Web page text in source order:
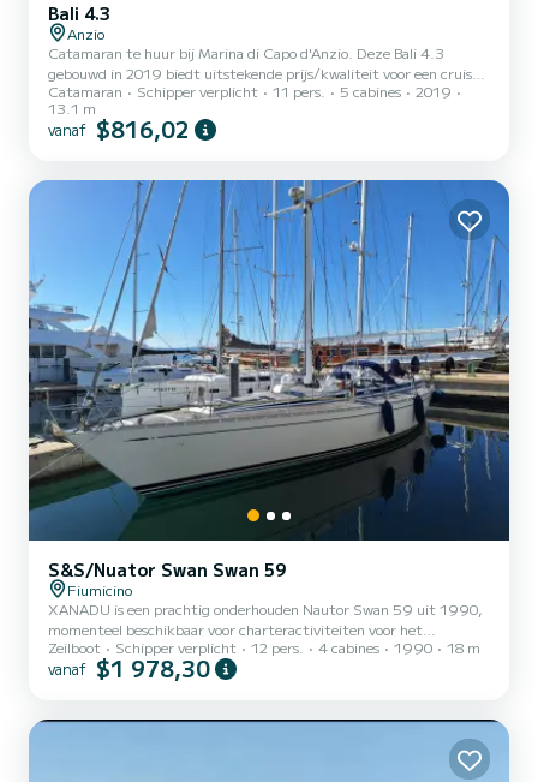
Bali 4.3
Anzio
Catamaran te huur bij Marina di Capo d'Anzio. Deze Bali 4.3
gebouwd in 2019 biedt uitstekende prijs/kwaliteit voor een cruise
van een paar dagen of een paar weken. De boot heeft 5
comfortabele hutten en een bootcapaciteit van 11 personen. Met
een totale lengte van 13 meter is het uw beste bondgenoot voor
badkamers met douche. Deze boot is uitgerust met een volledig
Catamaran Schipper verplicht 11 pers. 5 cabines
2019
13.1 m
vanaf $816,02
S&S/Nuator Swan Swan 59
Fiumicino
XANADU is een prachtig onderhouden Nautor Swan 59 uit 1990,
momenteel beschikbaar voor charteractiviteiten voor het
zomerseizoen. XANADU is een elegant en tijdloos zeiljacht dat
prestaties, comfort en de klassieke Swan-bouwkwaliteit
Zeilboot Schipper verplicht 12 pers. 4 cabines 1990 18 m
vanaf $1 978,30